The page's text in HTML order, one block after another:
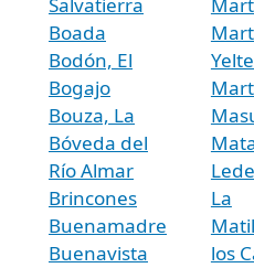
Boada
Bodón, El
Bogajo
Bouza, La
Bóveda del
Río Almar
Brincones
Buenamadre
Buenavista
La
los